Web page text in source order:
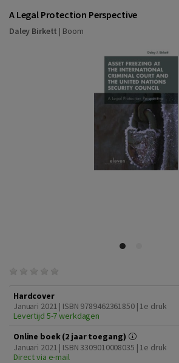
A Legal Protection Perspective
Daley Birkett | Boom
Hardcover
Januari 2021 | ISBN 9789462361850 | 1e druk
Levertijd 5-7 werkdagen
Online boek (2 jaar toegang)
Januari 2021 | ISBN 3309010008035 | 1e druk
Direct via e-mail